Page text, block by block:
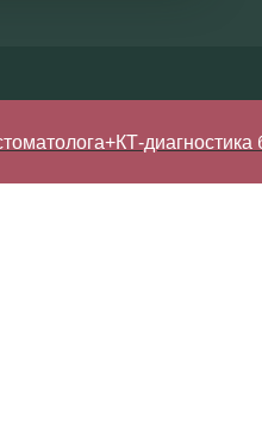
диагностика